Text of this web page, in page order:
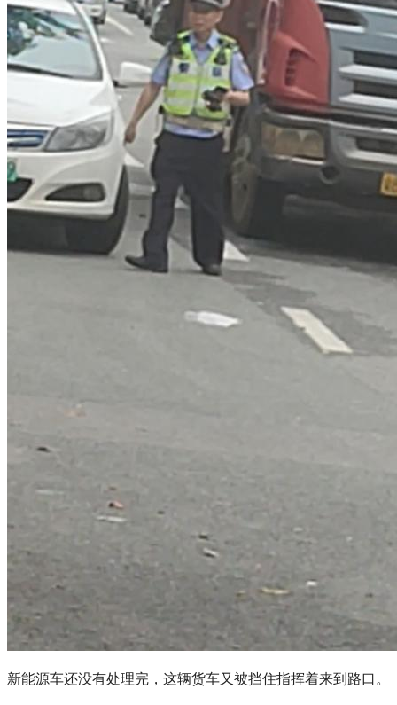
新能源车还没有处理完，这辆货车又被挡住指挥着来到路口。